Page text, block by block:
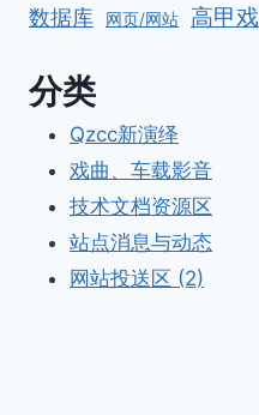
数据库 网页/网站 高甲戏
分类
Qzcc新演绎
戏曲、车载影音
技术文档资源区
站点消息与动态
网站投送区 (2)